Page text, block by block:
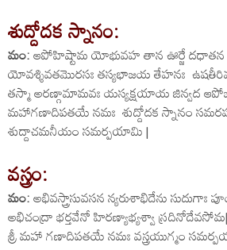
శుద్దోదక స్నానం:
మం:ఆపోహిష్టామ యోభువహ తాన ఊర్జే
యోవశ్శివతమొరసః తస్యభాజయ తేహనః
తస్మా అరణ్గామామవః యస్యక్షయాయ జిన్వద
మహాగణాదిపతయే నమః శుద్దోదక స్నానం
శుద్దాచమనీయం సమర్పయామి |
వస్త్రం:
మం:అభివస్త్రాసువసన న్యరుశాభిదేను సుదుగాః
అభిచంద్రా భర్తవేనో హిరణ్యాభ్యశ్వా
శ్రీ మహా గణాదిపతయే నమః వస్త్రయుగ్మం